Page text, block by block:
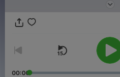
Mascareñas, Andy Váldez,
00:00